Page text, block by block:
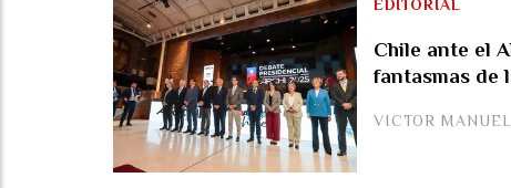
Chile ante el
fantasmas de
VICTOR
EDITORIAL